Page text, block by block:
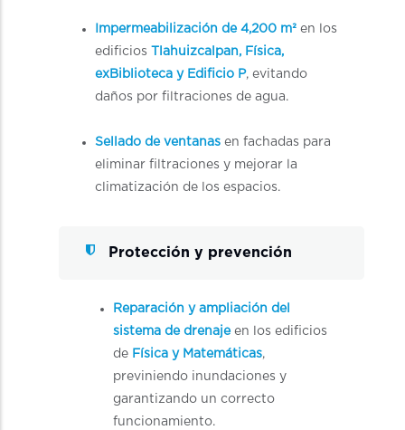
Impermeabilización de 4,200 m² en los
edificios
Tlahuizcalpan, Física,
exBiblioteca y Edificio P, evitando
daños por filtraciones de agua.
Sellado de ventanas en fachadas para
eliminar filtraciones y mejorar la
climatización de los espacios.
Protección y prevención
Reparación y ampliación del
sistema de drenajeen los edificios
de Física y Matemáticas,
previniendo inundaciones y
garantizando un correcto
funcionamiento.